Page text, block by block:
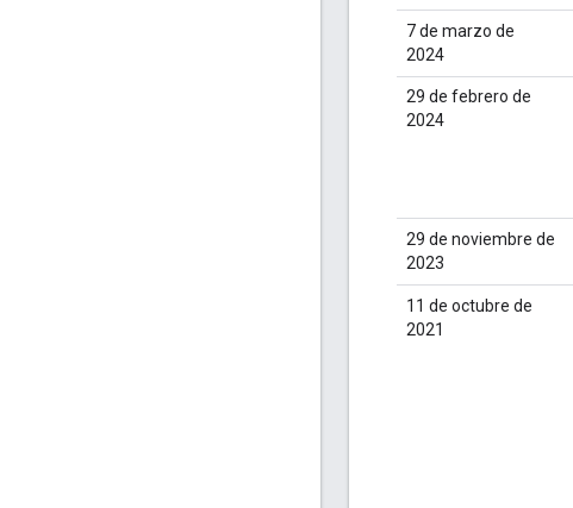
7 de marzo de
2024
29 de febrero de
2024
29 de noviembre de
2023
11 de octubre de
2021